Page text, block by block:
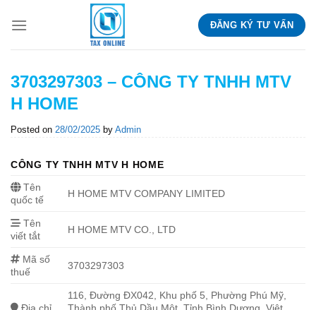
ĐĂNG KÝ TƯ VẤN
3703297303 – CÔNG TY TNHH MTV
H HOME
Posted on 28/02/2025 by Admin
CÔNG TY TNHH MTV H HOME
Tên
quốc tế
H HOME MTV COMPANY LIMITED
Tên
viết tắt
H HOME MTV CO., LTD
Mã số
thuế
3703297303
116, Đường ĐX042, Khu phố 5, Phường Phú Mỹ,